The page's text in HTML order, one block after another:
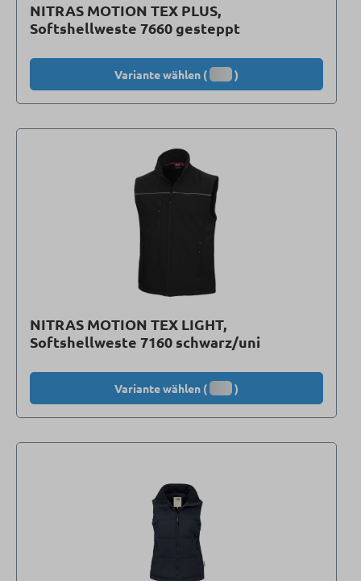
NITRAS MOTION TEX PLUS,
Softshellweste 7660 gesteppt
Variante wählen ( )
NITRAS MOTION TEX LIGHT,
Softshellweste 7160 schwarz/uni
Variante wählen ( )